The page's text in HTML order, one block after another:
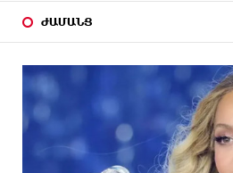
ԺԱՄԱՆՑ